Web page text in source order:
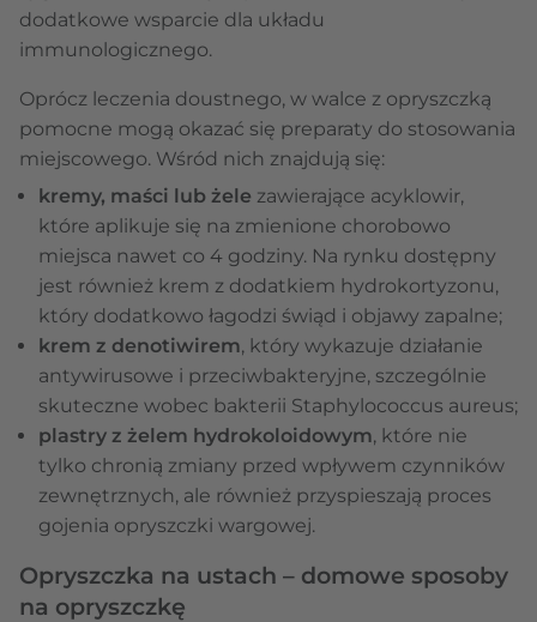
dodatkowe wsparcie dla układu
immunologicznego.
Oprócz leczenia doustnego, w walce z opryszczką
pomocne mogą okazać się preparaty do stosowania
miejscowego. Wśród nich znajdują się:
kremy, maści lub żele zawierające acyklowir,
które aplikuje się na zmienione chorobowo
miejsca nawet co 4 godziny. Na rynku dostępny
jest również krem z dodatkiem hydrokortyzonu,
który dodatkowo łagodzi świąd i objawy zapalne;
krem z denotiwirem, który wykazuje działanie
antywirusowe i przeciwbakteryjne, szczególnie
skuteczne wobec bakterii Staphylococcus aureus;
plastry z żelem hydrokoloidowym, które nie
tylko chronią zmiany przed wpływem czynników
zewnętrznych, ale również przyspieszają proces
gojenia opryszczki wargowej.
Opryszczka na ustach – domowe sposoby
na opryszczkę